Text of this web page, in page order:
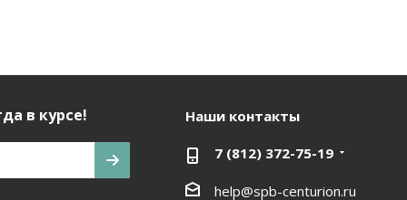
в курсе! Наши контакты
7 (812) 372-75-19
help@spb-centurion.ru